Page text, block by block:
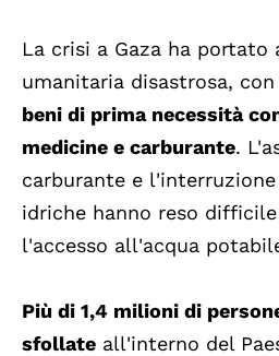
La crisi a Gaza ha portato
umanitaria disastrosa,
beni di prima necessità
medicine e carburante.
carburante e
idriche hanno reso
l'accesso all'acqua
Più di 1,4 milioni di
sfollate all'interno del